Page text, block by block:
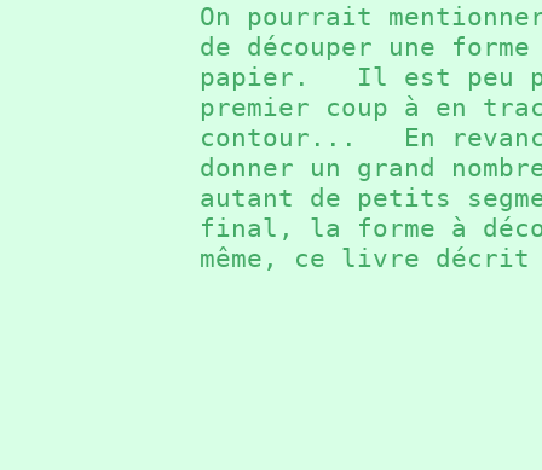
On pourrait
de découper une forme
papier. Il est peu
premier coup à en
contour... En
donner un grand
autant de petits
final, la forme à
même, ce livre